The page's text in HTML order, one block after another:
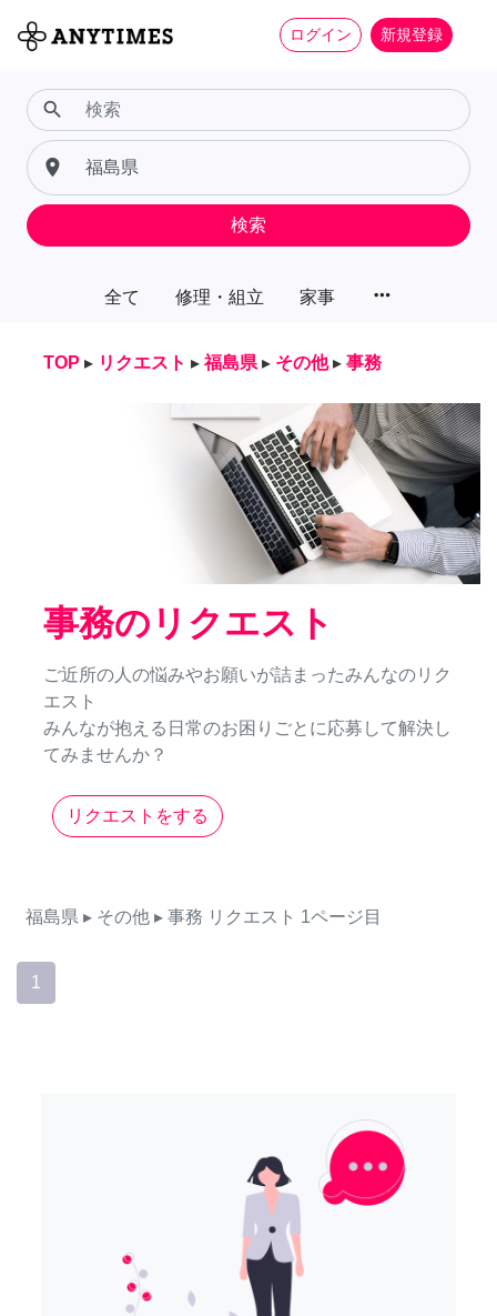
ログイン 新規登録
全て 修理・組立 家事 more_horiz
search
place
検索
TOP ▸ リクエスト ▸ 福島県 ▸ その他 ▸ 事務
事務のリクエスト
ご近所の人の悩みやお願いが詰まったみんなのリク
エスト
みんなが抱える日常のお困りごとに応募して解決し
てみませんか？
リクエストをする
福島県 ▸ その他 ▸ 事務 リクエスト 1ページ目
1